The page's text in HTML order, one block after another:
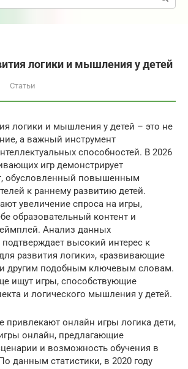
логики и мышления у детей
Статьи
логики и мышления у детей – это не
а важный инструмент
способностей. В 2026
игр демонстрирует
обусловленный повышенным
к раннему развитию детей.
увеличение спроса на игры,
образовательный контент и
Анализ данных
подтверждает высокий интерес к
развития логики», «развивающие
и другим подобным ключевым словам.
ищут игры, способствующие
и логического мышления у детей.
привлекают онлайн игры логика дети,
онлайн, предлагающие
и возможность обучения в
данным статистики, в 2020 году